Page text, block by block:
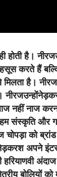
होती है।
करते हैं
है।
नहीं नाज
संस्कृति और
को
अपने
बोलियों को